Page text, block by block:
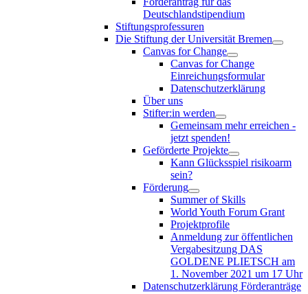
Deutschlandstipendium
Stiftungsprofessuren
Die Stiftung der Universität Bremen
Canvas for Change
Canvas for Change
Einreichungsformular
Datenschutzerklärung
Über uns
Stifter:in werden
Gemeinsam mehr erreichen -
jetzt spenden!
Geförderte Projekte
Kann Glücksspiel risikoarm
sein?
Förderung
Summer of Skills
World Youth Forum Grant
Projektprofile
Anmeldung zur öffentlichen
Vergabesitzung DAS
GOLDENE PLIETSCH am
1. November 2021 um 17 Uhr
Datenschutzerklärung Förderanträge